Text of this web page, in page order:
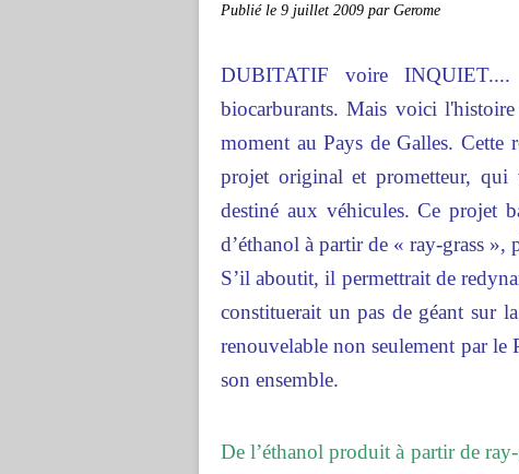
Publié le 9 juillet 2009 par Gerome
DUBITATIF voire
biocarburants. Mais voici
moment au Pays de Galles. Cette
projet original et prometteur, qui
destiné aux véhicules. Ce projet
d’éthanol à partir de « ray-grass »,
S’il aboutit, il permettrait de
constituerait un pas de géant sur
renouvelable non seulement par le
son ensemble.
De l’éthanol produit à partir de